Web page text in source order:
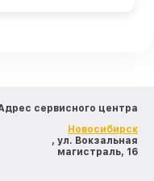
сервисного центра
Новосибирск
, ул. Вокзальная
магистраль, 16